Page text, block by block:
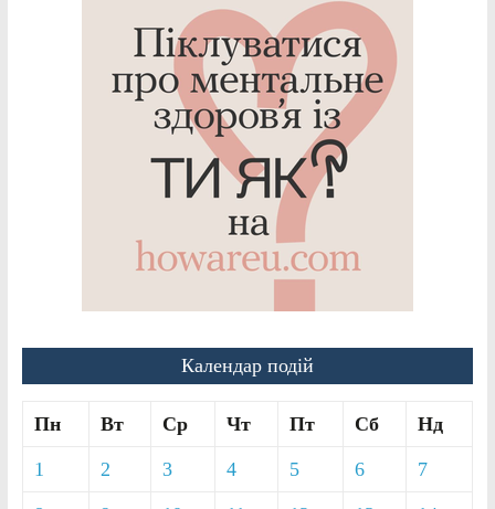
Календар подій
Пн Вт Ср Чт Пт Сб Нд
1 2 3 4 5 6 7